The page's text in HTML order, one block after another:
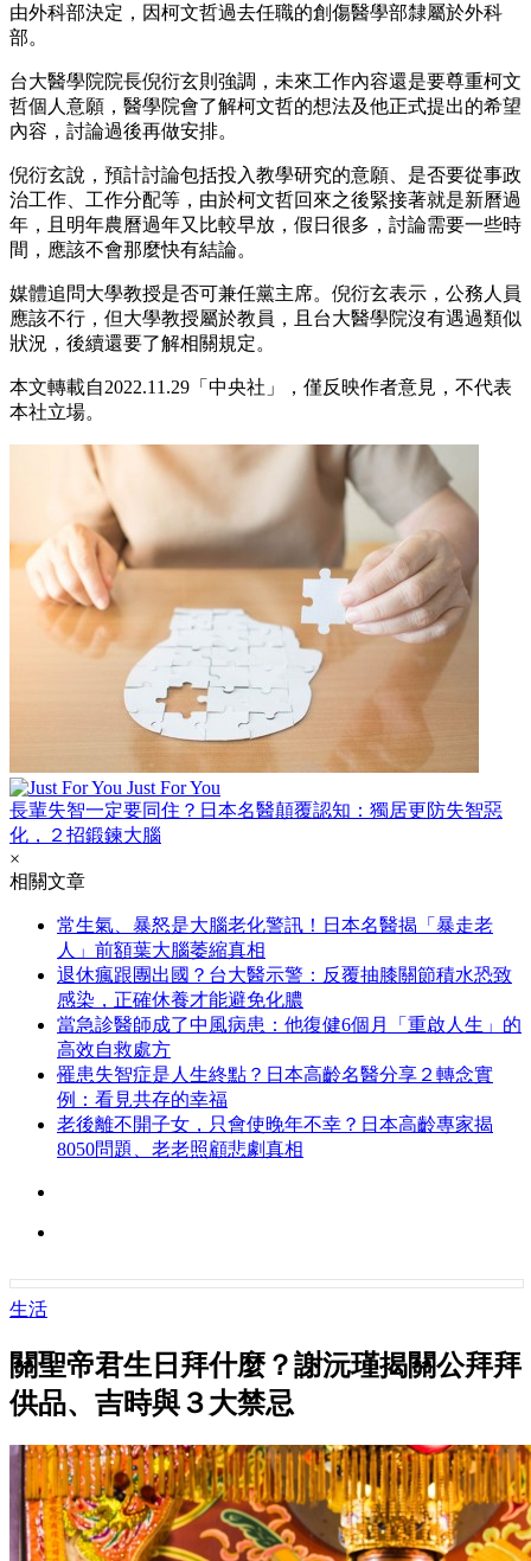
由外科部決定，因柯文哲過去任職的創傷醫學部隸屬於外科
部。
台大醫學院院長倪衍玄則強調，未來工作內容還是要尊重柯文
哲個人意願，醫學院會了解柯文哲的想法及他正式提出的希望
內容，討論過後再做安排。
倪衍玄說，預計討論包括投入教學研究的意願、是否要從事政
治工作、工作分配等，由於柯文哲回來之後緊接著就是新曆過
年，且明年農曆過年又比較早放，假日很多，討論需要一些時
間，應該不會那麼快有結論。
媒體追問大學教授是否可兼任黨主席。倪衍玄表示，公務人員
應該不行，但大學教授屬於教員，且台大醫學院沒有遇過類似
狀況，後續還要了解相關規定。
本文轉載自2022.11.29「中央社」，僅反映作者意見，不代表
本社立場。
Just For You
長輩失智一定要同住？日本名醫顛覆認知：獨居更防失智惡
化，２招鍛鍊大腦
×
相關文章
常生氣、暴怒是大腦老化警訊！日本名醫揭「暴走老
人」前額葉大腦萎縮真相
退休瘋跟團出國？台大醫示警：反覆抽膝關節積水恐致
感染，正確休養才能避免化膿
當急診醫師成了中風病患：他復健6個月「重啟人生」的
高效自救處方
罹患失智症是人生終點？日本高齡名醫分享２轉念實
例：看見共存的幸福
老後離不開子女，只會使晚年不幸？日本高齡專家揭
8050問題、老老照顧悲劇真相
生活
關聖帝君生日拜什麼？謝沅瑾揭關公拜拜
供品、吉時與３大禁忌